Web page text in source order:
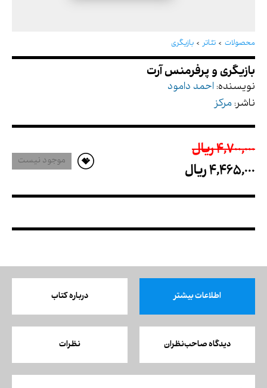
محصولات تئاتر بازیگری
نویسنده: احمد دامود
ناشر: مرکز
4,700,000 ريال
4,465,000 ريال
موجود نیست
اطلاعات بیشتر درباره کتاب
دیدگاه صاحب‌نظران نظرات